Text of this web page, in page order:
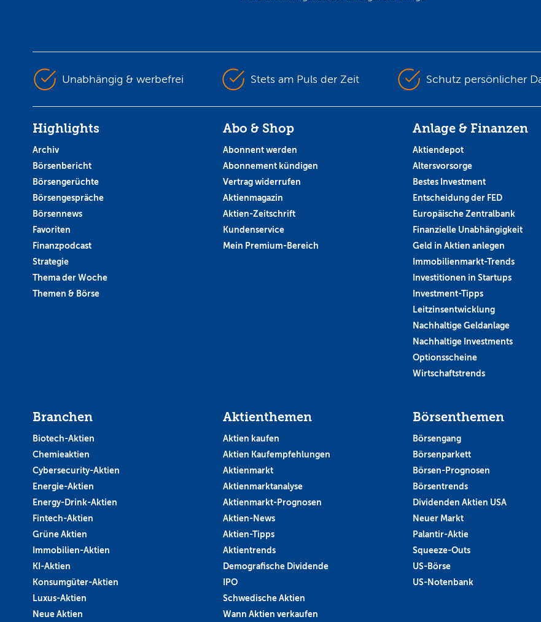
Unabhängig & werbefrei Stets am Puls der Zeit Schutz persönlicher
Highlights
Archiv
Börsenbericht
Börsengerüchte
Börsengespräche
Börsennews
Favoriten
Finanzpodcast
Strategie
Thema der Woche
Themen & Börse
Abo & Shop
Abonnent werden
Abonnement kündigen
Vertrag widerrufen
Aktienmagazin
Aktien-Zeitschrift
Kundenservice
Mein Premium-Bereich
Anlage & Finanzen
Aktiendepot
Altersvorsorge
Bestes Investment
Entscheidung der FED
Europäische Zentralbank
Finanzielle Unabhängigkeit
Geld in Aktien anlegen
Immobilienmarkt-Trends
Investitionen in Startups
Investment-Tipps
Leitzinsentwicklung
Nachhaltige Geldanlage
Nachhaltige Investments
Optionsscheine
Wirtschaftstrends
Branchen
Biotech-Aktien
Chemieaktien
Cybersecurity-Aktien
Energie-Aktien
Energy-Drink-Aktien
Fintech-Aktien
Grüne Aktien
Immobilien-Aktien
KI-Aktien
Konsumgüter-Aktien
Luxus-Aktien
Neue Aktien
Aktienthemen
Aktien kaufen
Aktien Kaufempfehlungen
Aktienmarkt
Aktienmarktanalyse
Aktienmarkt-Prognosen
Aktien-News
Aktien-Tipps
Aktientrends
Demografische Dividende
IPO
Schwedische Aktien
Wann Aktien verkaufen
Börsenthemen
Börsengang
Börsenparkett
Börsen-Prognosen
Börsentrends
Dividenden Aktien USA
Neuer Markt
Palantir-Aktie
Squeeze-Outs
US-Börse
US-Notenbank